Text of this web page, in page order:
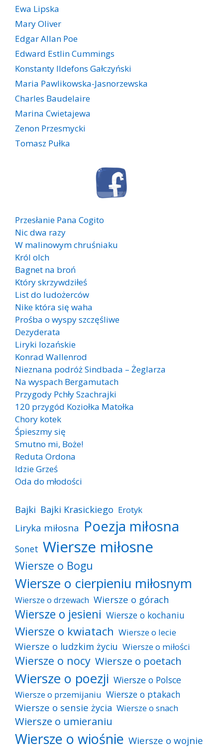
Ewa Lipska
Mary Oliver
Edgar Allan Poe
Edward Estlin Cummings
Konstanty Ildefons Gałczyński
Maria Pawlikowska-Jasnorzewska
Charles Baudelaire
Marina Cwietajewa
Zenon Przesmycki
Tomasz Pułka
Przesłanie Pana Cogito
Nic dwa razy
W malinowym chruśniaku
Król olch
Bagnet na broń
Który skrzywdziłeś
List do ludożerców
Nike która się waha
Prośba o wyspy szczęśliwe
Dezyderata
Liryki lozańskie
Konrad Wallenrod
Nieznana podróż Sindbada – Żeglarza
Na wyspach Bergamutach
Przygody Pchły Szachrajki
120 przygód Koziołka Matołka
Chory kotek
Śpieszmy się
Smutno mi, Boże!
Reduta Ordona
Idzie Grześ
Oda do młodości
Bajki Bajki Krasickiego Erotyk
Liryka miłosna Poezja miłosna
Sonet Wiersze miłosne
Wiersze o Bogu
Wiersze o cierpieniu miłosnym
Wiersze o drzewach Wiersze o górach
Wiersze o jesieni Wiersze o kochaniu
Wiersze o kwiatach Wiersze o lecie
Wiersze o ludzkim życiu Wiersze o miłości
Wiersze o nocy Wiersze o poetach
Wiersze o poezji Wiersze o Polsce
Wiersze o przemijaniu Wiersze o ptakach
Wiersze o sensie życia Wiersze o snach
Wiersze o umieraniu
Wiersze o wiośnie Wiersze o wojnie